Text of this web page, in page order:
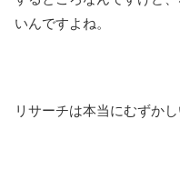
いんですよね。
リサーチは本当にむずか